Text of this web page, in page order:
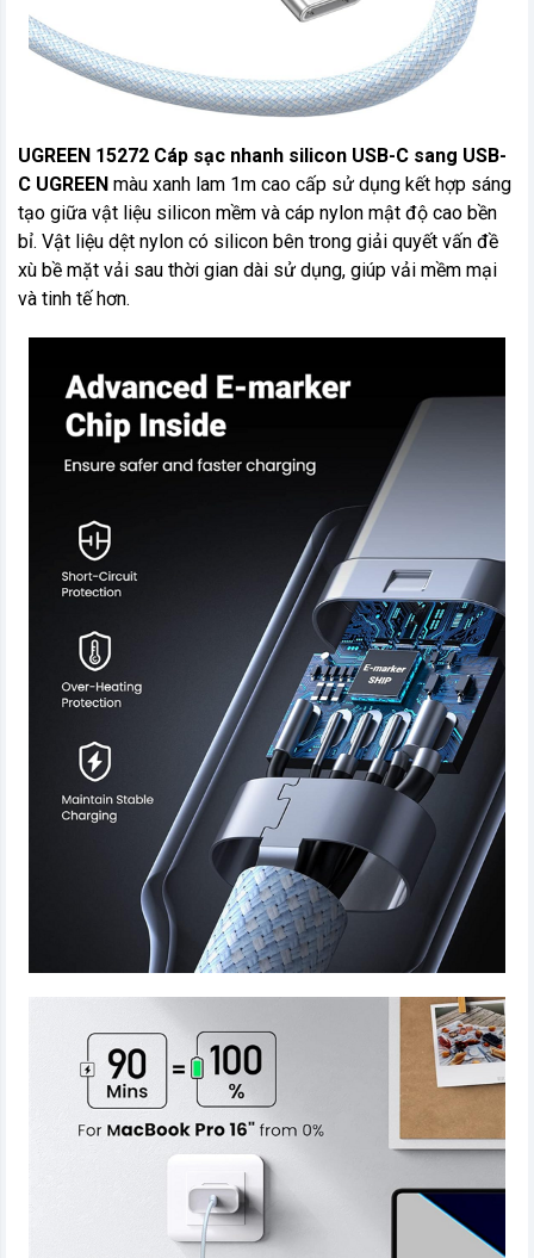
UGREEN 15272 Cáp sạc nhanh silicon USB-C sang USB-
C UGREEN màu xanh lam 1m cao cấp sử dụng kết hợp sáng
tạo giữa vật liệu silicon mềm và cáp nylon mật độ cao bền
bỉ. Vật liệu dệt nylon có silicon bên trong giải quyết vấn đề
xù bề mặt vải sau thời gian dài sử dụng, giúp vải mềm mại
và tinh tế hơn.